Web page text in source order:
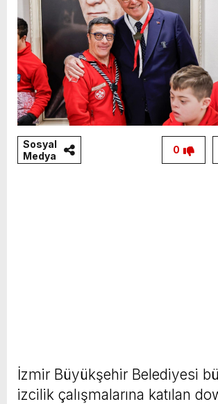
Sosyal
Medya
0
İzmir Büyükşehir Belediyesi
izcilik çalışmalarına katılan